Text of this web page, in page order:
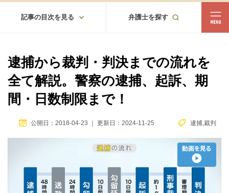
記事の目次を見る 弁護士を探す
都道府県から探す
北海道・東北
北海道 青森 岩手 宮城
北陸・甲信越
福井 山梨
関東
茨城 栃木 群馬 埼玉 千葉 東京 神奈川
逮捕から裁判・判決までの流れを
全て解説。警察の逮捕、起訴、期
間・日数制限まで！
公開日：2018-04-23 ｜更新日：2024-11-25 逮捕 裁判